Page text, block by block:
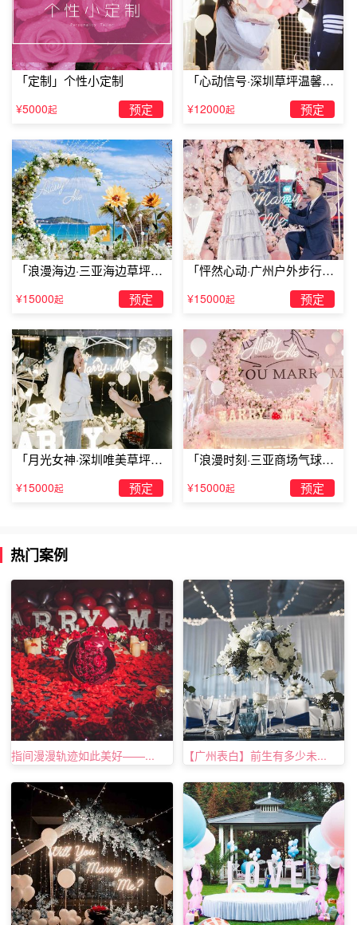
青岛创意求婚点子之重温初遇地点
特意带她去你们初次相遇的地方，随着你们的记忆回忆
现场，不断说出你的想法。重现当年你最感动的瞬间，说出
你对她的爱，然后跪着向她求婚，这绝对会感动她，并让她
铭记并感动一生，说明你的心里一直都有她，你们的故事从
来都刻在你心里。
青岛创意求婚点子之徒步旅行中的求婚
这里的求婚发生的场地就是在帐篷里面，如果你们两个
人都喜欢徒步旅行，那么一定会组织一些爬山的运动。如果
去的地方比较远，那么当然要住帐篷了，在帐篷中求婚，可
是比较浪漫的。不知道为什么，总觉得在帐篷那样一个狭小
的空间里，就会感觉世间什么都不存在，只有彼此。在这
时，就拿出一枚你已经为她提前准备好的钻戒，让“一生相
伴，一世相随”成为你们的爱情誓言。
「定制」个性小定制
¥5000起 预定
「心动信号·深圳草坪温馨求
婚」
¥12000起 预定
「浪漫海边·三亚海边草坪浪
¥15000起 预定
「怦然心动·广州户外步行街
¥15000起 预定
「月光女神·深圳唯美草坪浪
漫求婚」
¥15000起 预定
「浪漫时刻·三亚商场气球雨
惊喜求婚」
¥15000起 预定
热门案例
指间漫漫轨迹如此美好——... 【广州表白】前生有多少未...